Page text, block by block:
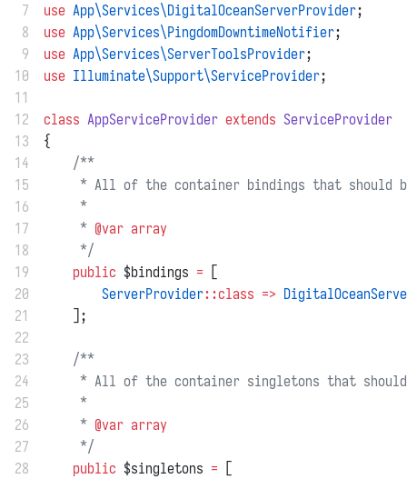
7
use App\Services\DigitalOceanServerProvider;
8
use App\Services\PingdomDowntimeNotifier;
9
use App\Services\ServerToolsProvider;
10
use Illuminate\Support\ServiceProvider;
11
12
class AppServiceProvider extends ServiceProvider
13
{
14
/**
15
* All of the container bindings that should
16
     *
17
     *
@var array
18
     */
19
public $bindings = [
20
ServerProvider::class =>
21
    ];
22
23
/**
24
* All of the container singletons that
25
     *
26
     *
@var array
27
     */
28
public $singletons = [